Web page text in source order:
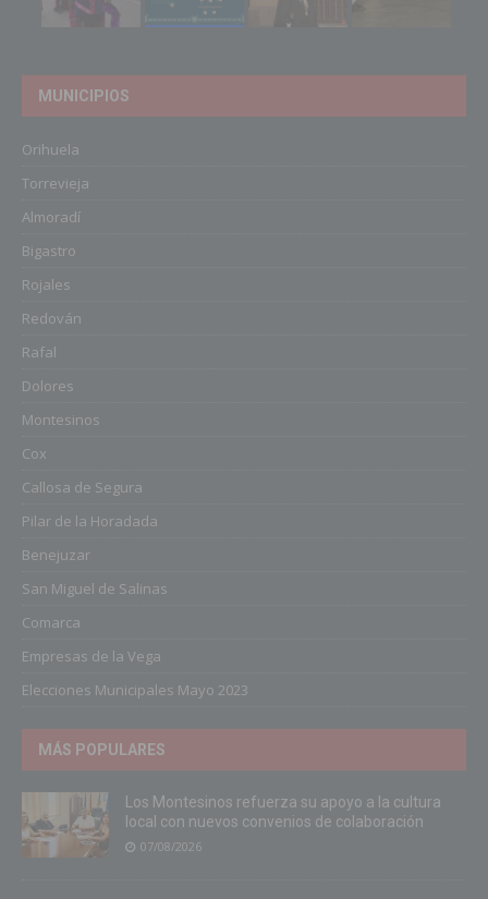
MUNICIPIOS
Orihuela
Torrevieja
Almoradí
Bigastro
Rojales
Redován
Rafal
Dolores
Montesinos
Cox
Callosa de Segura
Pilar de la Horadada
Benejuzar
San Miguel de Salinas
Comarca
Empresas de la Vega
Elecciones Municipales Mayo 2023
MÁS POPULARES
Los Montesinos refuerza su apoyo a la cultura
local con nuevos convenios de colaboración
07/08/2026